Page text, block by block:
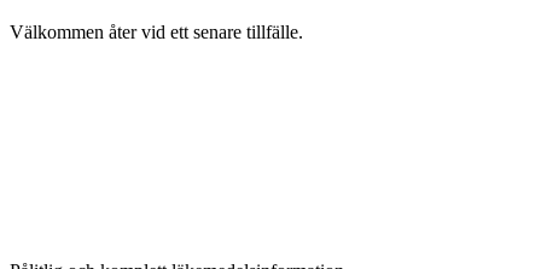
Välkommen åter vid ett senare tillfälle.